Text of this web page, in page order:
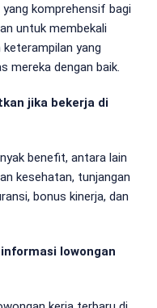
yang komprehensif bagi
untuk membekali
yang
mereka dengan baik.
jika bekerja di
benefit, antara lain
kesehatan, tunjangan
bonus kinerja, dan
lowongan